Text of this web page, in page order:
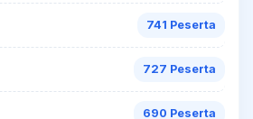
741 Peserta
727 Peserta
690 Peserta